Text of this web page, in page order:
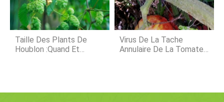
Taille Des Plants De
Houblon :quand Et
Virus De La Tache
Annulaire De La Tomate -